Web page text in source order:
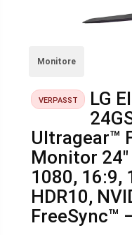
Monitore
VERPASST
LG
Ultragear™
Monitor
1080, 16:9,
HDR10,
FreeSync™